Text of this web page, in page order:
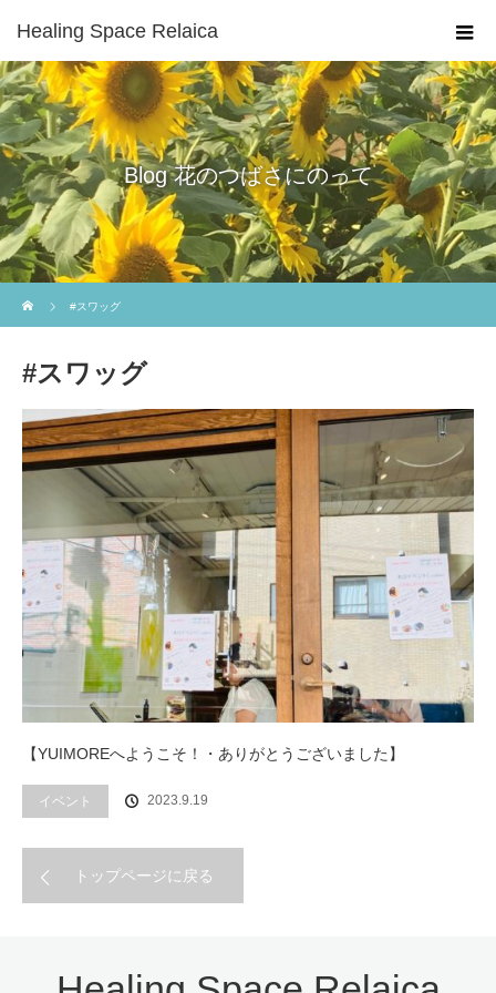
Healing Space Relaica
Blog 花のつばさにのって
#スワッグ
#スワッグ
【YUIMOREへようこそ！・ありがとうございました】
イベント 2023.9.19
トップページに戻る